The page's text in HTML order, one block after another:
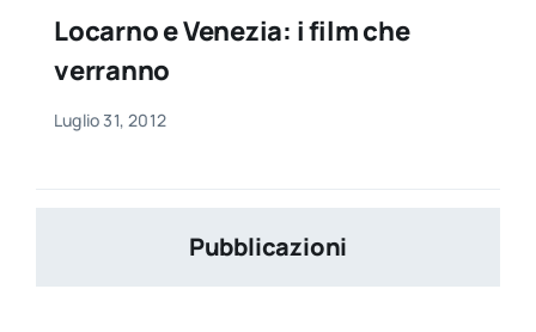
Locarno e Venezia: i film che
verranno
Luglio 31, 2012
Pubblicazioni